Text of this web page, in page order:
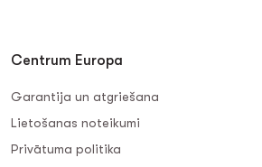
Centrum Europa
Garantija un atgriešana
Lietošanas noteikumi
Privātuma politika